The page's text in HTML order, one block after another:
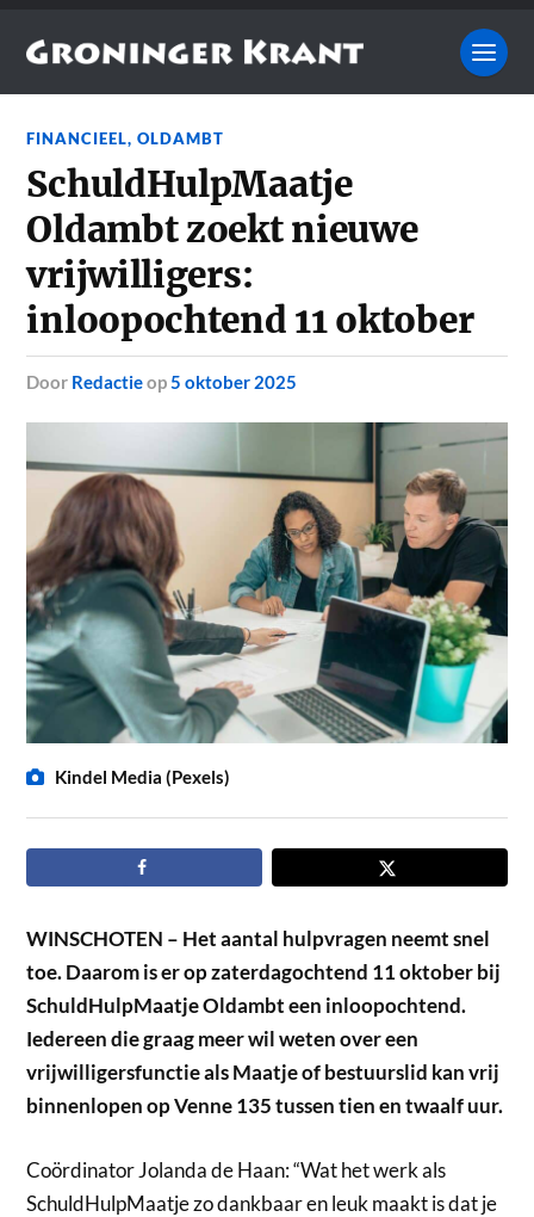
FINANCIEEL,OLDAMBT
SchuldHulpMaatje
Oldambt zoekt nieuwe
vrijwilligers:
inloopochtend 11 oktober
door Redactieop5 oktober 2025
Kindel Media (Pexels)
WINSCHOTEN – Het aantal hulpvragen neemt snel
toe. Daarom is er op zaterdagochtend 11 oktober bij
SchuldHulpMaatje Oldambt een inloopochtend.
Iedereen die graag meer wil weten over een
vrijwilligersfunctie als Maatje of bestuurslid kan vrij
binnenlopen op Venne 135 tussen tien en twaalf uur.
Coördinator Jolanda de Haan: “Wat het werk als
SchuldHulpMaatje zo dankbaar en leuk maakt is dat je